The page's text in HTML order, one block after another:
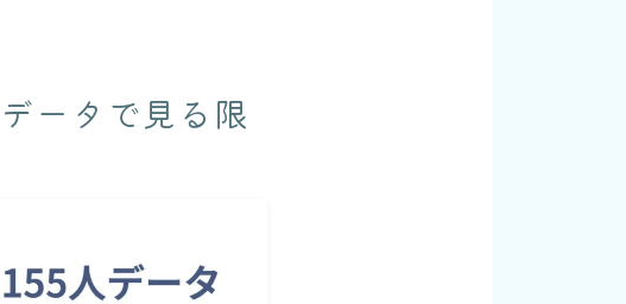
ータで見る限